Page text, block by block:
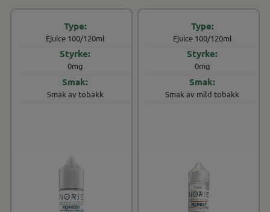
Ejuice 100/120ml
0mg
Smak av tobakk
Ejuice 100/120ml
0mg
Smak av mild tobakk